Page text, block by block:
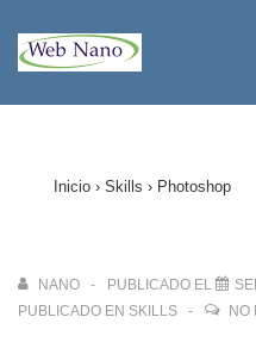
Saltar
Inicio › Skills › Photoshop
NANO PUBLICADO EL
PUBLICADO EN SKILLS NO